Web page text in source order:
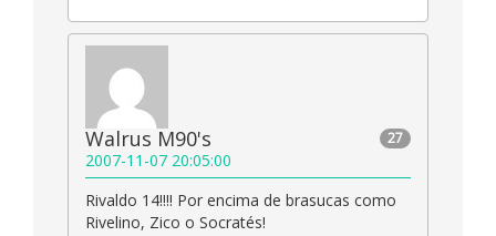
27
Walrus M90's
2007-11-07 20:05:00
Rivaldo 14!!!! Por encima de brasucas como
Rivelino, Zico o Socratés!